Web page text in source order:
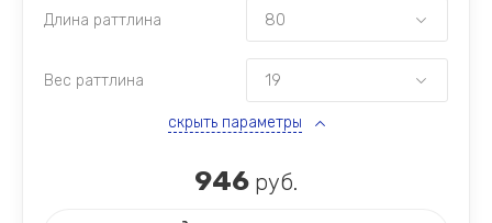
Длина раттлина
Вес раттлина
скрыть параметры
946 руб.